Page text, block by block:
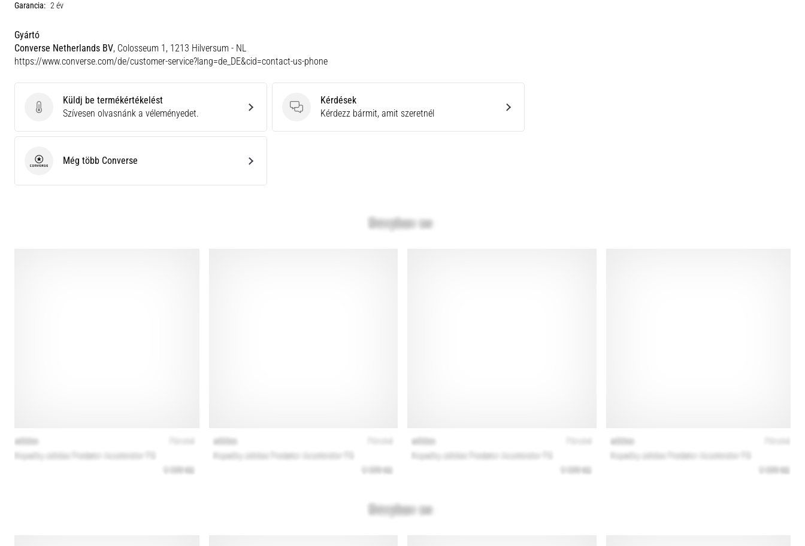
Garancia: 2 év
Gyártó
Converse Netherlands BV, Colosseum 1, 1213 Hilversum - NL
https://www.converse.com/de/customer-service?lang=de_DE&cid=contact-us-phone
Küldj be termékértékelést
Küldj be termékértékelést
Szívesen olvasnánk a véleményedet.
Kérdések
Kérdések
Kérdezz bármit, amit szeretnél
ConverseMég több Converse